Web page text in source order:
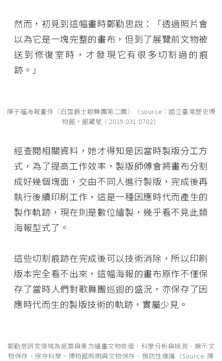
然而，初見到這幅畫時鄭勤思說：「透過照片會
以為它是一塊完整的畫布，但到了展覽前文物被
送到修復室時，才發現它有很多切割過的痕
跡。」
陳子福海報畫作〈白雪爵士歌舞團第二團〉（source：國立臺灣歷史博
物館，館藏號：2019.031.0702）
經查閱相關資料，她才得知是因當時製版分工方
式，為了提高工作效率，製版師傅會將畫布分割
成好幾個塊面，交由不同人進行製版，完成後再
執行後續印刷工作，這是一種因應時代而產生的
製作軌跡，現在則是數位繪製，幾乎看不見此類
海報型式了。
這些切割痕跡在完成後可以技術消除，所以印刷
版本完全看不出來，這幅海報的畫布原作不僅保
存了當時人們對歌舞團巡迴的盛況，亦保存了因
應時代而生的製版技術的軌跡，實屬少見。
鄭勤思研究領域為紙質與東方繪畫文物修復、科學分析與檢測、展示文
物保存、保存科學、博物館照明與文物保存、預防性維護（Source: 陳